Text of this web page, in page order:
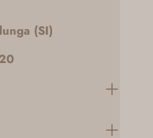
(SI)